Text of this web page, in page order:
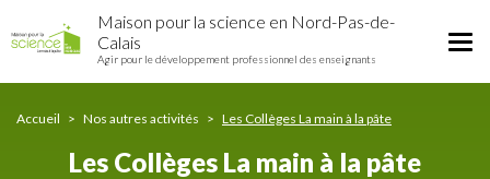
Collèges
La
au
contenu
Maison pour la science en Nord-Pas-de-
Calais
Agir pour le développement professionnel des enseignants
Accueil Nos autres activités Les Collèges La main à la pâte
Les Collèges La main à la pâte